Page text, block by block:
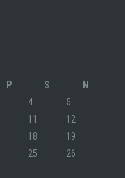
P S
N
4
5
11
12
18
19
25
26